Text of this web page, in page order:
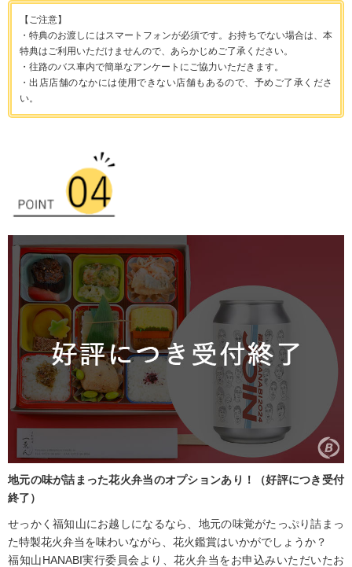
【ご注意】
・特典のお渡しにはスマートフォンが必須です。お持ちでない場合は、本
特典はご利用いただけませんので、あらかじめご了承ください。
・往路のバス車内で簡単なアンケートにご協力いただきます。
・出店店舗のなかには使用できない店舗もあるので、予めご了承くださ
い。
地元の味が詰まった花火弁当のオプションあり！（好評につき受付
終了）
せっかく福知山にお越しになるなら、地元の味覚がたっぷり詰まっ
た特製花火弁当を味わいながら、花火鑑賞はいかがでしょうか？
福知山HANABI実行委員会より、花火弁当をお申込みいただいたお